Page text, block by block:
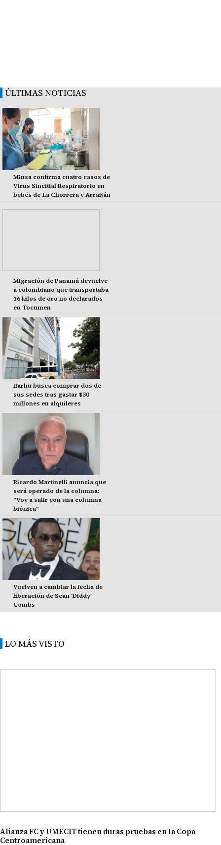
ÚLTIMAS NOTICIAS
Minsa confirma cuatro casos de
Virus Sincitial Respiratorio en
bebés de La Chorrera y Arraiján
Migración de Panamá devuelve
a colombiano que transportaba
16 kilos de oro no declarados
en Tocumen
Ifarhu busca comprar dos de
sus sedes tras gastar $30
millones en alquileres
Ricardo Martinelli anuncia que
será operado de la columna:
"Voy a salir con una columna
biónica"
Vuelven a cambiar la fecha de
liberación de Sean 'Diddy'
Combs
LO MÁS VISTO
Alianza FC y UMECIT tienen duras pruebas en la Copa
Centroamericana